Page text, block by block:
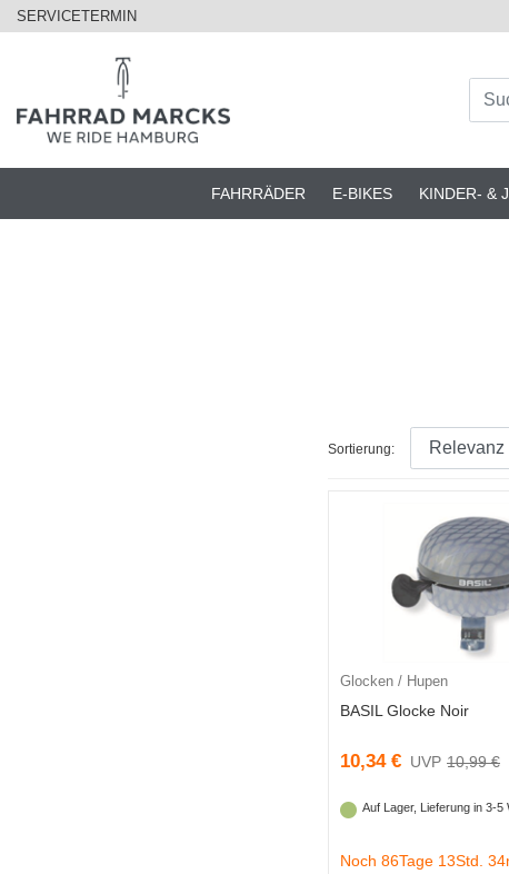
SERVICETERMIN
FAHRRÄDER E-BIKES KINDER- &
Sortierung:
Glocken / Hupen
BASIL Glocke Noir
10,34 € 10,99 €
Auf Lager, Lieferung in 3-5
Noch 86Tage 13Std.